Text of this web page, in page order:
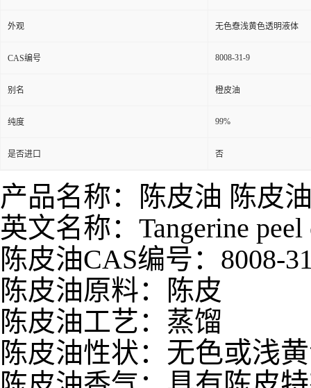
外观 无色憃浅黄色透明液体
CAS编号 8008-31-9
别名 橙皮油
纯度 99%
是否进口 否
产品名称：陈皮油 陈皮
英文名称：Tangerine
陈皮油CAS编号：8008-
陈皮油原料：陈皮
陈皮油工艺：蒸馏
陈皮油性状： 无色或浅